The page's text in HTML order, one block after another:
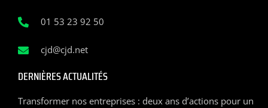
01 53 23 92 50
cjd@cjd.net
DERNIÈRES ACTUALITÉS
Transformer nos entreprises : deux ans d’actions pour un